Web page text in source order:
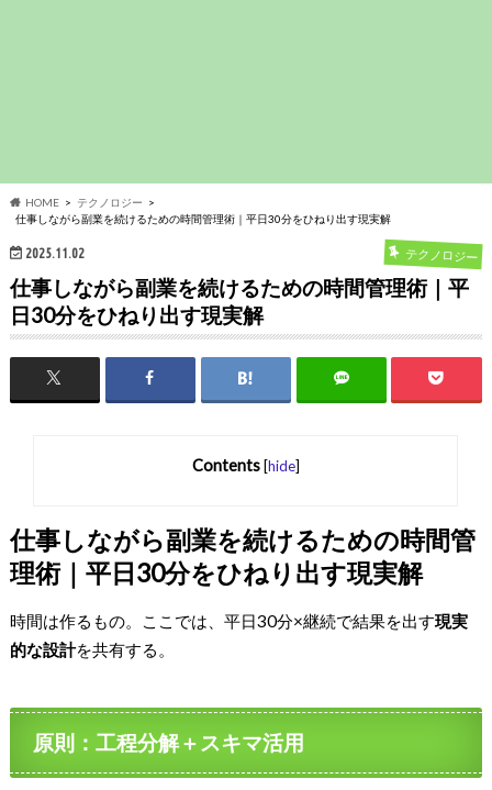
HOME
テクノロジー
仕事しながら副業を続けるための時間管理術｜平日30分をひねり出す現実解
2025.11.02 テクノロジー
仕事しながら副業を続けるための時間管理術｜平
日30分をひねり出す現実解
Contents [hide]
仕事しながら副業を続けるための時間管
理術｜平日30分をひねり出す現実解
時間は作るもの。ここでは、平日30分×継続で結果を出す現実
的な設計を共有する。
原則：工程分解＋スキマ活用